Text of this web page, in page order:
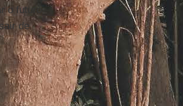
o futuro
de